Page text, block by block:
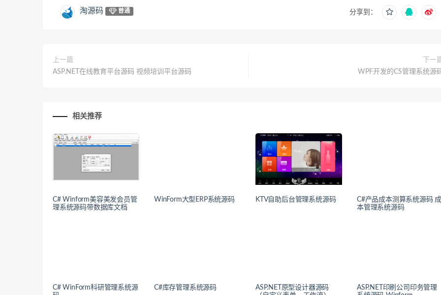
淘源码 普通 分享到：
上一篇
ASP.NET在线教育平台源码 视频培训平台源码
下一
WPF开发的CS管理系统源
相关推荐
C# Winform美容美发会员管
理系统源码带数据库文档
WinForm大型ERP系统源码 KTV自助后台管理系统源码
C#产品成本测算系统源码 成
本管理系统源码
C# WinForm科研管理系统源
C#库存管理系统源码
ASP.NET原型设计器源码
ASP.NET印刷公司印务管理